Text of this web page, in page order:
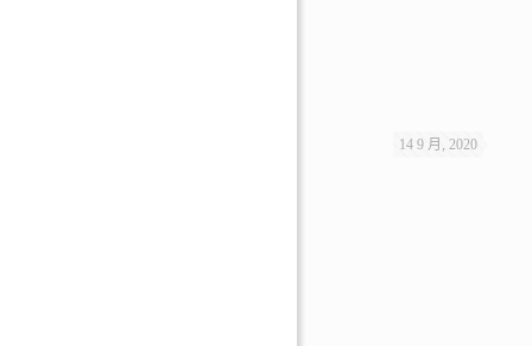
14 9 月, 2020